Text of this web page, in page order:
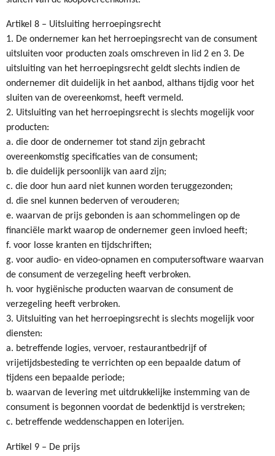
Artikel 8 – Uitsluiting herroepingsrecht
1. De ondernemer kan het herroepingsrecht van de consument
uitsluiten voor producten zoals omschreven in lid 2 en 3. De
uitsluiting van het herroepingsrecht geldt slechts indien de
ondernemer dit duidelijk in het aanbod, althans tijdig voor het
sluiten van de overeenkomst, heeft vermeld.
2. Uitsluiting van het herroepingsrecht is slechts mogelijk voor
producten:
a. die door de ondernemer tot stand zijn gebracht
overeenkomstig specificaties van de consument;
b. die duidelijk persoonlijk van aard zijn;
c. die door hun aard niet kunnen worden teruggezonden;
d. die snel kunnen bederven of verouderen;
e. waarvan de prijs gebonden is aan schommelingen op de
financiële markt waarop de ondernemer geen invloed heeft;
f. voor losse kranten en tijdschriften;
g. voor audio- en video-opnamen en computersoftware waarvan
de consument de verzegeling heeft verbroken.
h. voor hygiënische producten waarvan de consument de
verzegeling heeft verbroken.
3. Uitsluiting van het herroepingsrecht is slechts mogelijk voor
diensten:
a. betreffende logies, vervoer, restaurantbedrijf of
vrijetijdsbesteding te verrichten op een bepaalde datum of
tijdens een bepaalde periode;
b. waarvan de levering met uitdrukkelijke instemming van de
consument is begonnen voordat de bedenktijd is verstreken;
c. betreffende weddenschappen en loterijen.
Artikel 9 – De prijs